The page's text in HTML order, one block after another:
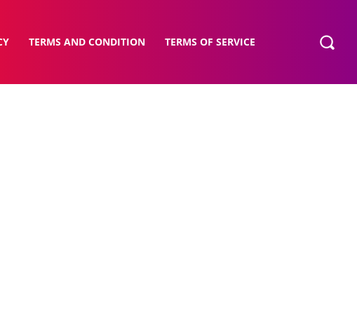
TERMS AND CONDITION TERMS OF SERVICE